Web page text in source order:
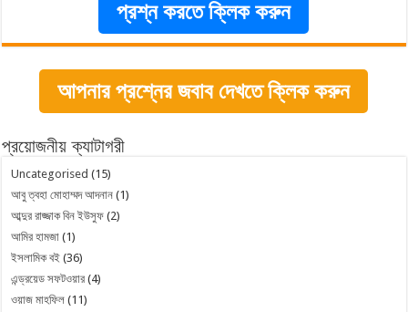
প্রশ্ন করতে ক্লিক করুন
আপনার প্রশ্নের জবাব দেখতে ক্লিক করুন
প্রয়োজনীয় ক্যাটাগরী
Uncategorised (15)
আবু ত্বহা মোহাম্মদ আদনান (1)
আব্দুর রাজ্জাক বিন ইউসুফ (2)
আমির হামজা (1)
ইসলামিক বই (36)
এন্ড্রয়েড সফটওয়ার (4)
ওয়াজ মাহফিল (11)